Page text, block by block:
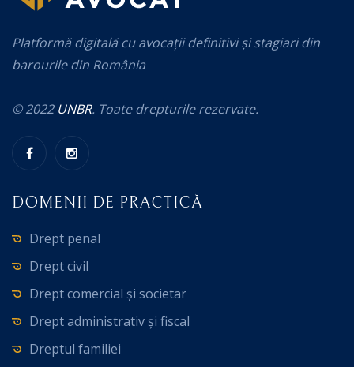
Platformă digitală cu avocații definitivi și stagiari din
barourile din România
© 2022 UNBR. Toate drepturile rezervate.
DOMENII DE PRACTICĂ
Drept penal
Drept civil
Drept comercial și societar
Drept administrativ și fiscal
Dreptul familiei